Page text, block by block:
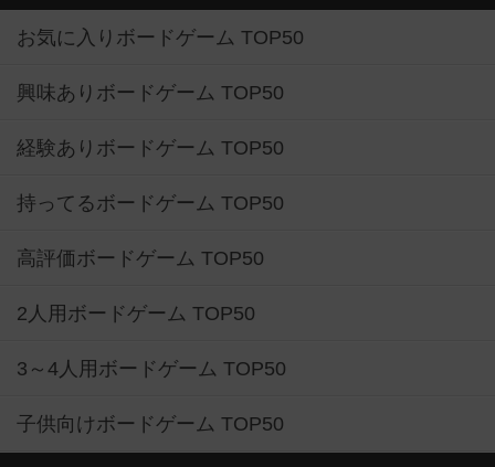
お気に入りボードゲーム TOP50
興味ありボードゲーム TOP50
経験ありボードゲーム TOP50
持ってるボードゲーム TOP50
高評価ボードゲーム TOP50
2人用ボードゲーム TOP50
3～4人用ボードゲーム TOP50
子供向けボードゲーム TOP50